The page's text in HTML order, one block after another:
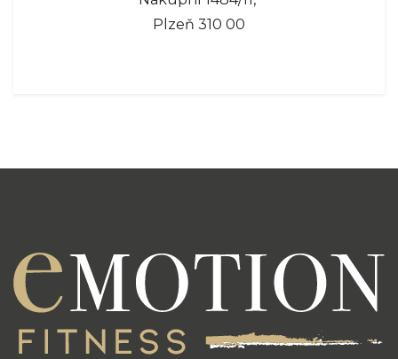
Plzeň 310 00